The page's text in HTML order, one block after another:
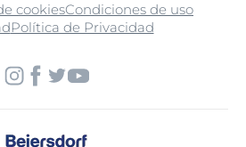
cookiesCondiciones de uso
Política de Privacidad